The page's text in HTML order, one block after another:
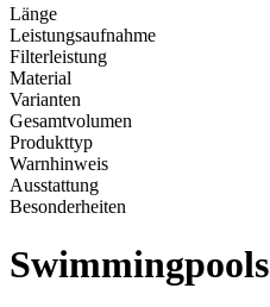
Länge
Leistungsaufnahme
Filterleistung
Material
Varianten
Gesamtvolumen
Produkttyp
Warnhinweis
Ausstattung
Besonderheiten
Swimmingpools